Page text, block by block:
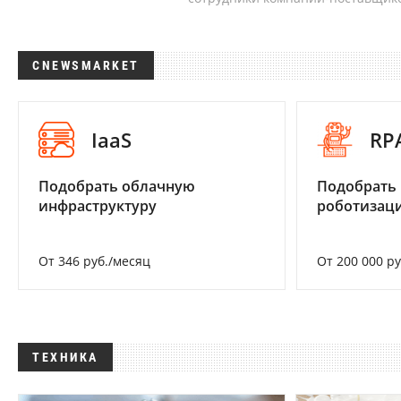
CNEWSMARKET
IaaS
Подобрать облачную
инфраструктуру
От 346 руб./месяц От 200 000
ТЕХНИКА